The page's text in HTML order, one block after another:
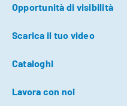
Opportunità di visibilità
Scarica il tuo video
Cataloghi
Lavora con noi